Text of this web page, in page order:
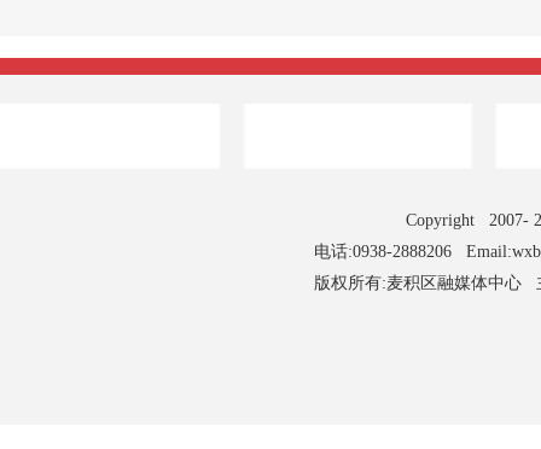
Copyright 2007-
电话:0938-2888206
版权所有:麦积区融媒体中心